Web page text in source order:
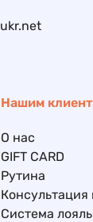
Нашим
О нас
GIFT CARD
Рутина
Консультация
Система